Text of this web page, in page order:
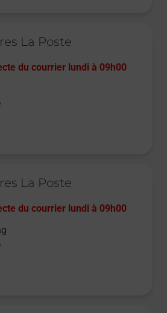
La Poste
du courrier lundi à 09h00
La Poste
du courrier lundi à 09h00